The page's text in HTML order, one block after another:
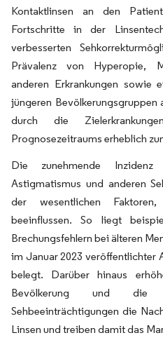
Kontaktlinsen an den
Fortschritte in der
verbesserten
Prävalenz von Hyperopie,
anderen Erkrankungen sowie
jüngeren Bevölkerungsgruppen
durch die
Prognosezeitraums erheblich
Die zunehmende
Astigmatismus und anderen
der wesentlichen
beeinflussen. So liegt
Brechungsfehlern bei älteren
im Januar 2023 veröffentlichter
belegt. Darüber hinaus
Bevölkerung und die
Sehbeeinträchtigungen die
Linsen und treiben damit das